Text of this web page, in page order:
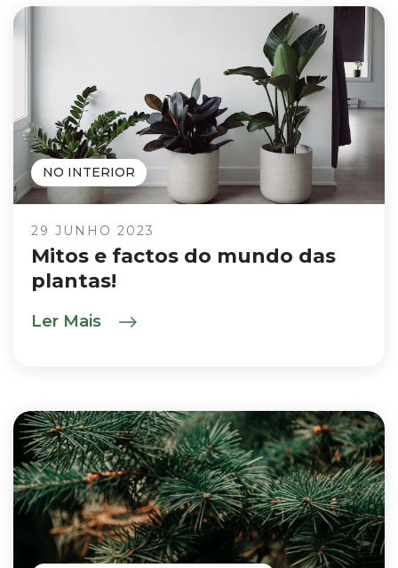
NO INTERIOR
29 JUNHO 2023
Mitos e factos do mundo das
plantas!
Ler Mais